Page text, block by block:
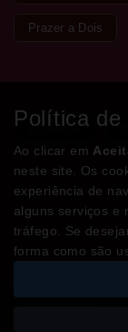
Prazer a Dois
Facebook
Política de
Ao clicar em
neste site. Os
experiência de
alguns serviços e
tráfego. Se
forma como são